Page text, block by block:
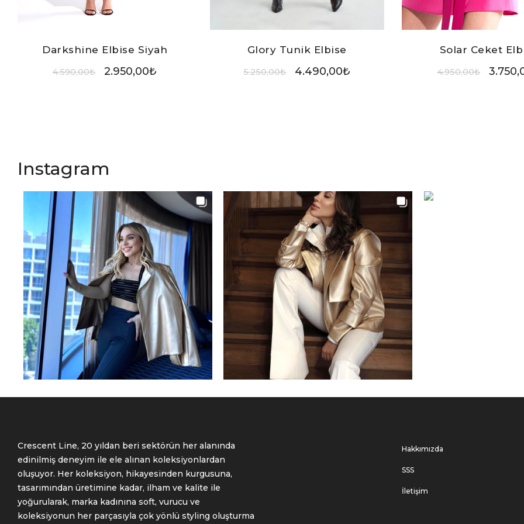
Darkshine Elbise Siyah
4.590,00₺ 2.950,00₺
Glory Tunik Elbise
5.250,00₺ 4.490,00₺
Solar Ceket
4.950,00₺
Instagram
Crescent Line, 20 yıldan beri sektörün her alanında
edinilmiş deneyim ile ele alınan koleksiyonlardan
oluşuyor. Her koleksiyon, hikayesinden kurgusuna,
tasarımından üretimine kadar, ilham ve kalite ile
yoğurularak, marka kadınına soft, vurucu ve
koleksiyonun her parçasıyla çok yönlü styling oluşturma
Hakkımızda
SSS
İletişim